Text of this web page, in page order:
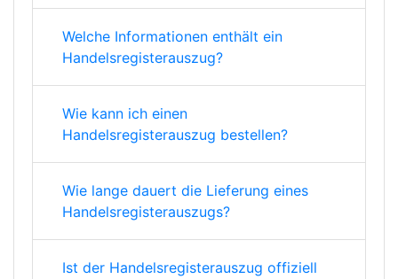
Welche Informationen enthält ein
Handelsregisterauszug?
Wie kann ich einen
Handelsregisterauszug bestellen?
Wie lange dauert die Lieferung eines
Handelsregisterauszugs?
Ist der Handelsregisterauszug offiziell